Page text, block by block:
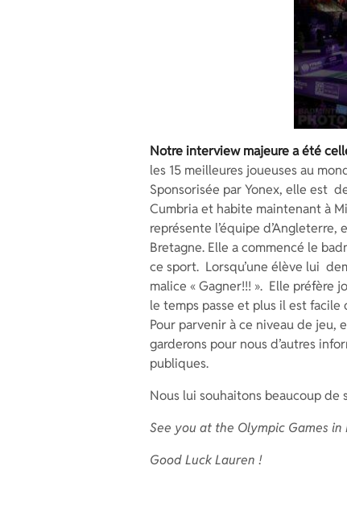
Notre interview majeure a été
les 15 meilleures joueuses au
Sponsorisée par Yonex, elle est
Cumbria et habite maintenant à
représente l’équipe
Bretagne. Elle a commencé le
ce sport. Lorsqu’une élève lui
malice « Gagner!!! ». Elle préfère
le temps passe et plus il est
Pour parvenir à ce niveau de jeu,
garderons pour nous d’autres
publiques.
Nous lui souhaitons beaucoup de
See you at the Olympic Games in
Good Luck Lauren !